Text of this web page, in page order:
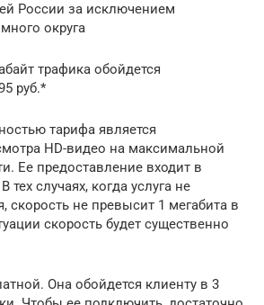
России за исключением
округа
трафика обойдется
руб.*
тарифа является
HD-видео на максимальной
Ее предоставление входит в
тех случаях, когда услуга не
скорость не превысит 1 мегабита в
скорость будет существенно
Она обойдется клиенту в 3